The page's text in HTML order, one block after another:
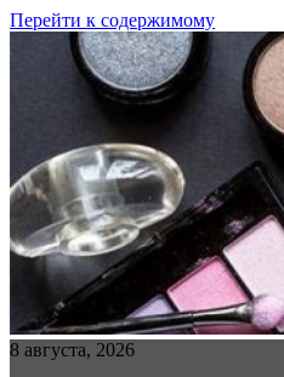
Перейти к содержимому
8 августа, 2026